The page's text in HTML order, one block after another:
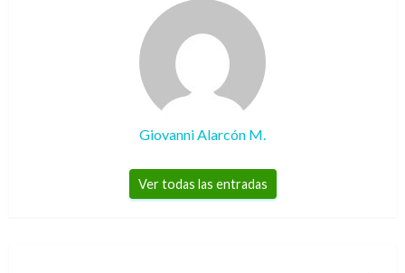
Giovanni Alarcón M.
Ver todas las entradas